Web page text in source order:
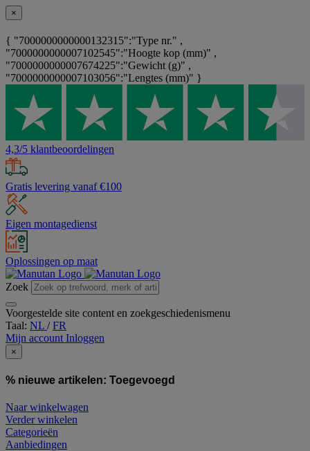
×
{ "7000000000000132315":"Type nr." ,
"7000000000007102545":"Hoogte kop (mm)" ,
"7000000000007674225":"Gewicht (g)" ,
"7000000000007103056":"Lengtes (mm)" }
4,3/5 klantbeoordelingen
Gratis levering vanaf €100
Eigen montagedienst
Oplossingen op maat
Zoek
Voorgestelde site content en zoekgeschiedenismenu
Taal: NL /FR
Mijn account Inloggen
×
% nieuwe artikelen: Toegevoegd
Naar winkelwagen
Verder winkelen
Categorieën
Aanbiedingen